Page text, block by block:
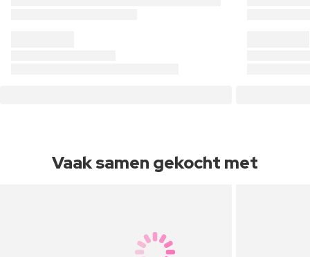
Vaak samen gekocht met